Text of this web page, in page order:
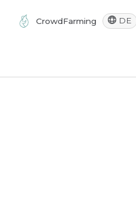
CrowdFarming DE